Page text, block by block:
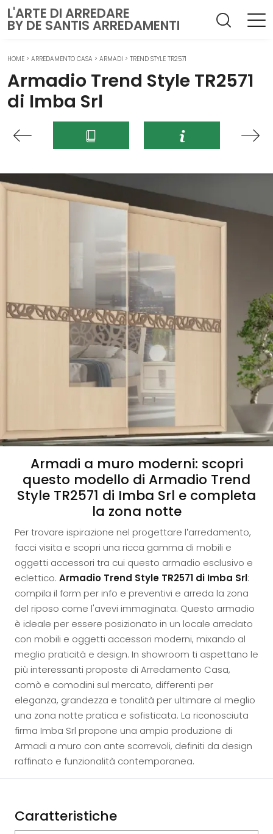
L'ARTE DI ARREDARE
BY DE SANTIS ARREDAMENTI
HOME > ARREDAMENTO CASA > ARMADI > TREND STYLE TR2571
Armadio Trend Style TR2571
di Imba Srl
Armadi a muro moderni: scopri
questo modello di Armadio Trend
Style TR2571 di Imba Srl e completa
la zona notte
Per trovare ispirazione nel progettare l’arredamento,
facci visita e scopri una ricca gamma di mobili e
oggetti accessori tra cui questo armadio esclusivo e
eclettico. Armadio Trend Style TR2571 di Imba Srl:
compila il form per info e preventivi e arreda la zona
del riposo come l'avevi immaginata. Questo armadio
è ideale per essere posizionato in un locale arredato
con mobili e oggetti accessori moderni, mixando al
meglio praticità e design. In showroom ti aspettano le
più interessanti proposte di Arredamento Casa,
comò e comodini sul mercato, differenti per
eleganza, grandezza e tonalità per ultimare al meglio
una zona notte pratica e sofisticata. La riconosciuta
firma Imba Srl propone una ampia produzione di
Armadi a muro con ante scorrevoli, definiti da design
raffinato e funzionalità contemporanea.
Caratteristiche